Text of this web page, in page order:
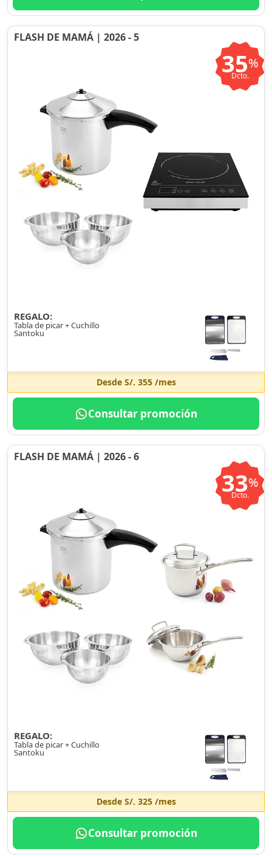
FLASH DE MAMÁ | 2026 - 5
35%
Dcto.
REGALO:
Tabla de picar + Cuchillo
Santoku
Desde S/. 355/mes
Consultar promoción
FLASH DE MAMÁ | 2026 - 6
33%
Dcto.
REGALO:
Tabla de picar + Cuchillo
Santoku
Desde S/. 325/mes
Consultar promoción